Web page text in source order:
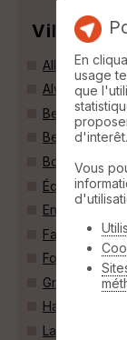
Villes
Allouville-
Alvimare
Bermonville
Beuzevillette
Bolleville
Écretteville-
Envronville
Fauville-en-
Foucart
Grand-Camp
Hattenville
La Trinité-du-
En
usage
que
d'interêt.
Vous